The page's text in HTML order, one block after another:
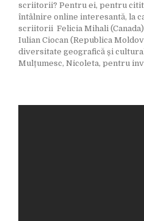
scriitorii? Pentru ei, pentru
întâlnire online interesantă, la
scriitorii Felicia Mihali
Iulian Ciocan (Republica
diversitate geografică și
Mulțumesc, Nicoleta, pentru